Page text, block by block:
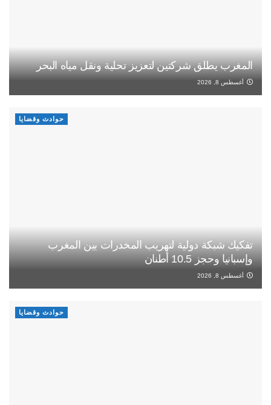
المغرب يطلق شركتين لتعزيز تحلية ونقل مياه البحر
أغسطس 8, 2026
حوادث وقضايا
تفكيك شبكة دولية لتهريب المخدرات بين المغرب
وإسبانيا وحجز 10.5 أطنان
أغسطس 8, 2026
حوادث وقضايا